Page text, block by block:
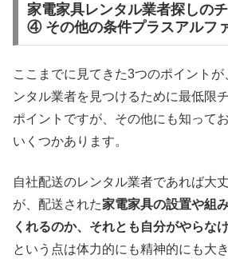
家電家具レンタル業者探しの
④ その他の条件プラスアルフ
ここまでに見てきた3つのポイント
ンタル業者を見つけるために最低限
ポイントですが、その他にも知って
いくつかあります。
自社配送のレンタル業者であれば大
が、配送された家電家具の設置や組
くれるのか、それとも自分がやらな
という点は体力的にも精神的にも大